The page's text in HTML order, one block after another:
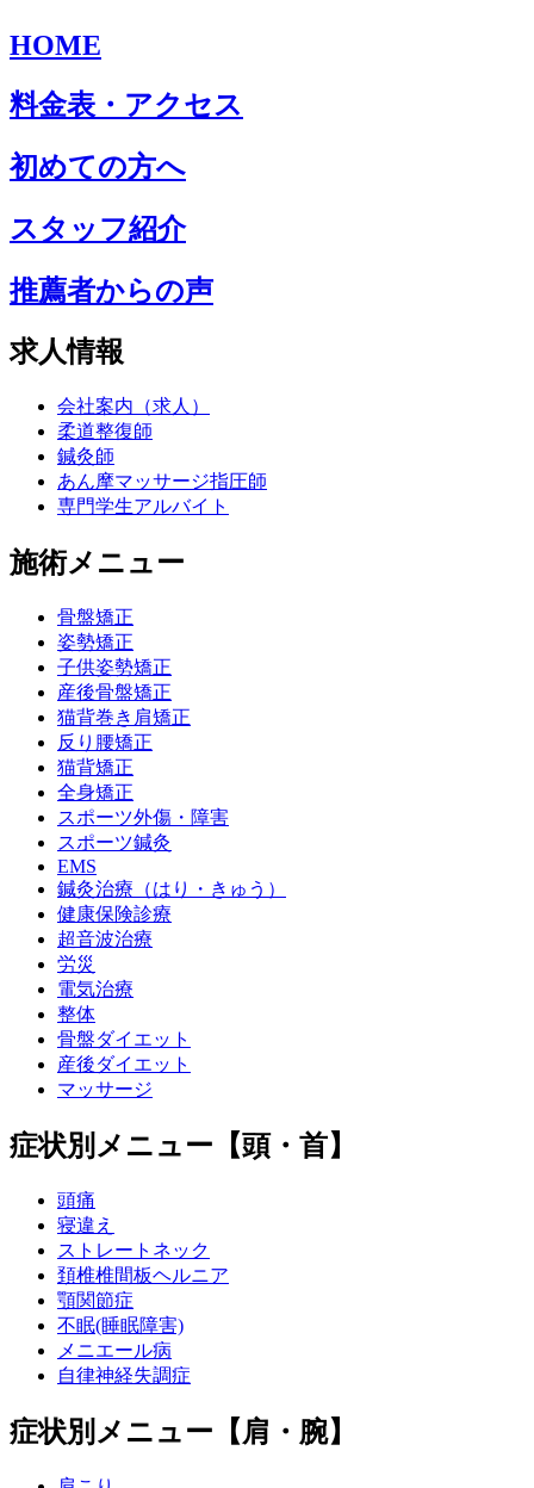
HOME
料金表・アクセス
初めての方へ
スタッフ紹介
推薦者からの声
求人情報
会社案内（求人）
柔道整復師
鍼灸師
あん摩マッサージ指圧師
専門学生アルバイト
施術メニュー
骨盤矯正
姿勢矯正
子供姿勢矯正
産後骨盤矯正
猫背巻き肩矯正
反り腰矯正
猫背矯正
全身矯正
スポーツ外傷・障害
スポーツ鍼灸
EMS
鍼灸治療（はり・きゅう）
健康保険診療
超音波治療
労災
電気治療
整体
骨盤ダイエット
産後ダイエット
マッサージ
症状別メニュー【頭・首】
頭痛
寝違え
ストレートネック
頚椎椎間板ヘルニア
顎関節症
不眠(睡眠障害)
メニエール病
自律神経失調症
症状別メニュー【肩・腕】